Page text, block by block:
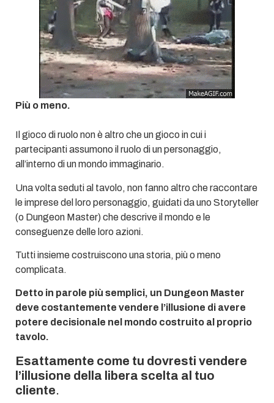
Più o meno.
Il gioco di ruolo non è altro che un gioco in cui i
partecipanti assumono il ruolo di un personaggio,
all’interno di un mondo immaginario.
Una volta seduti al tavolo, non fanno altro che raccontare
le imprese del loro personaggio, guidati da uno Storyteller
(o Dungeon Master) che descrive il mondo e le
conseguenze delle loro azioni.
Tutti insieme costruiscono una storia, più o meno
complicata.
Detto in parole più semplici, un Dungeon Master
deve costantemente vendere l’illusione di avere
potere decisionale nel mondo costruito al proprio
tavolo.
Esattamente come tu dovresti vendere
l’illusione della libera scelta al tuo
cliente.